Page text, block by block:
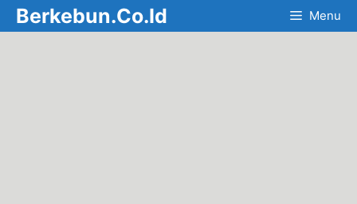
Skip
to
Berkebun.Co.Id Menu